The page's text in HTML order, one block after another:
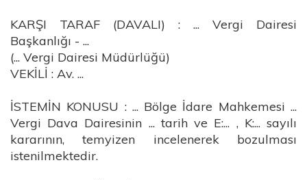
KARŞI TARAF (DAVALI) : ... Vergi Dairesi
Başkanlığı - ...
(... Vergi Dairesi Müdürlüğü)
VEKİLİ : Av. ...
İSTEMİN KONUSU : ... Bölge İdare Mahkemesi ...
Vergi Dava Dairesinin ... tarih ve E:... , K:... sayılı
kararının, temyizen incelenerek bozulması
istenilmektedir.